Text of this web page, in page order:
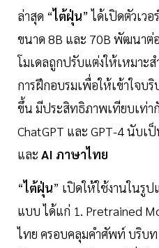
ล่าสุด “ไต้ฝุ่น” ได้เปิดตัวเว
ขนาด 8B และ 70B พัฒนาต่
โมเดลถูกปรับแต่งให้เหมาะ
การฝึกอบรมเพื่อให้เข้าใจบ
ขึ้น มีประสิทธิภาพเทียบเท่า
ChatGPT และ GPT-4 นับ
และ AI ภาษาไทย
“ไต้ฝุ่น” เปิดให้ใช้งานในรู
แบบ ได้แก่ 1. Pretrained
ไทย ครอบคลุมคำศัพท์ บริบท